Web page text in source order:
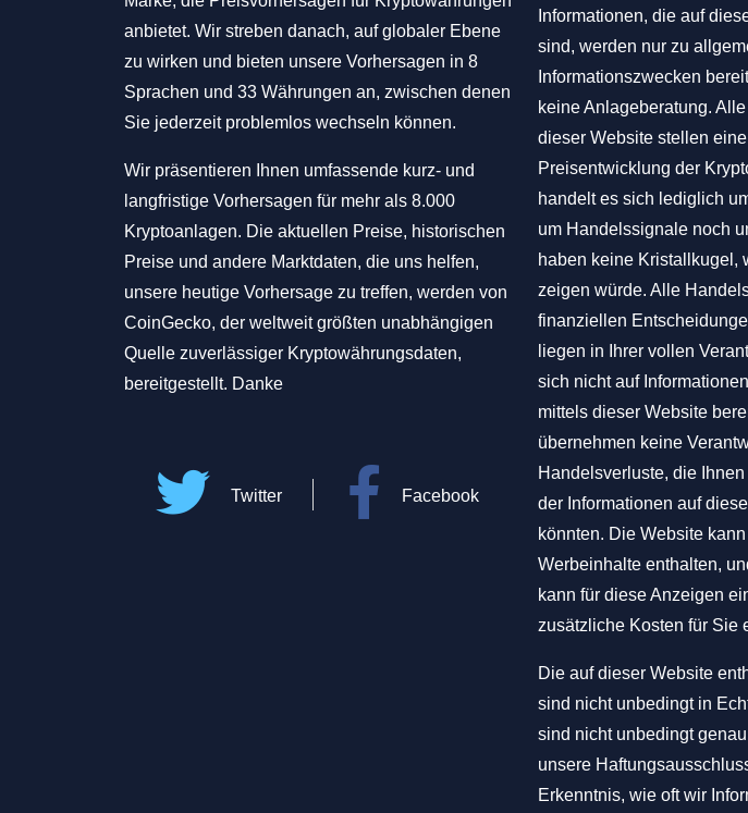
anbietet. Wir streben danach, auf globaler Ebene
zu wirken und bieten unsere Vorhersagen in 8
Sprachen und 33 Währungen an, zwischen denen
Sie jederzeit problemlos wechseln können.
Wir präsentieren Ihnen umfassende kurz- und
langfristige Vorhersagen für mehr als 8.000
Kryptoanlagen. Die aktuellen Preise, historischen
Preise und andere Marktdaten, die uns helfen,
unsere heutige Vorhersage zu treffen, werden von
CoinGecko, der weltweit größten unabhängigen
Quelle zuverlässiger Kryptowährungsdaten,
bereitgestellt. Danke
Twitter Facebook
Informationen, die auf
sind, werden nur zu
Informationszwecken
keine Anlageberatung.
dieser Website stellen
Preisentwicklung der
handelt es sich lediglich
um Handelssignale noch
haben keine Kristallkugel,
zeigen würde. Alle
finanziellen
liegen in Ihrer vollen
sich nicht auf
mittels dieser Website
übernehmen keine
Handelsverluste, die
der Informationen auf
könnten. Die Website
Werbeinhalte enthalten,
kann für diese Anzeigen
zusätzliche Kosten für Sie
Die auf dieser Website
sind nicht unbedingt in
sind nicht unbedingt
unsere
Erkenntnis, wie oft wir